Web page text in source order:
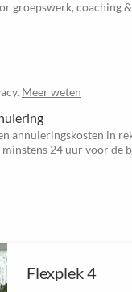
groepswerk, coaching
Meer weten
24 uur voor de
Flexplek 4